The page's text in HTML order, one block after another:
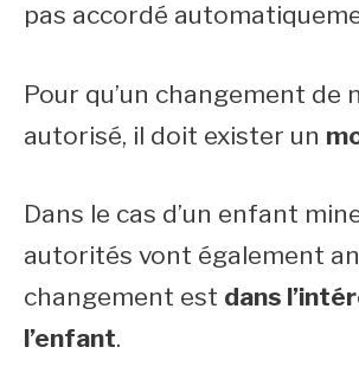
pas accordé
Pour qu’un changement de
autorisé, il doit exister un
Dans le cas d’un enfant
autorités vont également
changement est dans
l’enfant.